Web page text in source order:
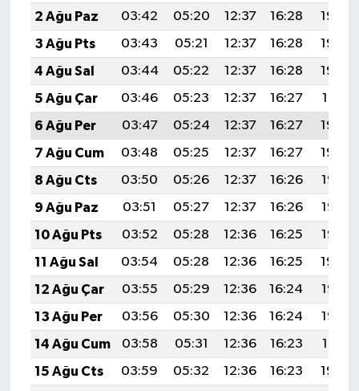
2 Ağu Paz
03:42 05:20 12:37 16:28
19:44
3 Ağu Pts
03:43 05:21 12:37 16:28
19:43
4 Ağu Sal
03:44 05:22 12:37 16:28
19:42
5 Ağu Çar
03:46 05:23 12:37 16:27
19:41
6 Ağu Per
03:47 05:24 12:37 16:27
19:40
7 Ağu Cum
03:48 05:25 12:37 16:27
19:39
8 Ağu Cts
03:50 05:26 12:37 16:26
19:38
9 Ağu Paz
03:51 05:27 12:37 16:26
19:37
10 Ağu Pts
03:52 05:28 12:36 16:25
19:35
11 Ağu Sal
03:54 05:28 12:36 16:25
19:34
12 Ağu Çar
03:55 05:29 12:36 16:24
19:33
13 Ağu Per
03:56 05:30 12:36 16:24
19:32
14 Ağu Cum
03:58 05:31 12:36 16:23
19:31
15 Ağu Cts
03:59 05:32 12:36 16:23
19:29